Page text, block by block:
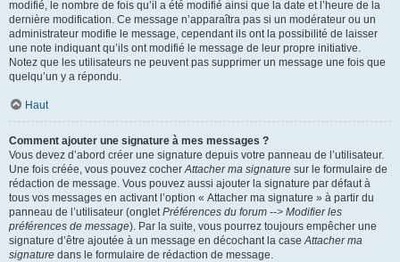
modifié, le nombre de fois qu’il a été modifié ainsi que la date et l’heure de la
dernière modification. Ce message n’apparaîtra pas si un modérateur ou un
administrateur modifie le message, cependant ils ont la possibilité de laisser
une note indiquant qu’ils ont modifié le message de leur propre initiative.
Notez que les utilisateurs ne peuvent pas supprimer un message une fois que
quelqu’un y a répondu.
Haut
Comment ajouter une signature à mes messages ?
Vous devez d’abord créer une signature depuis votre panneau de l’utilisateur.
Une fois créée, vous pouvez cocherAttacher ma signature sur le formulaire de
rédaction de message. Vous pouvez aussi ajouter la signature par défaut à
tous vos messages en activant l’option « Attacher ma signature » à partir du
panneau de l’utilisateur (ongletPréférences du forum --> Modifier les
préférences de message). Par la suite, vous pourrez toujours empêcher une
signature d’être ajoutée à un message en décochant la caseAttacher ma
signature dans le formulaire de rédaction de message.